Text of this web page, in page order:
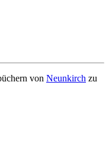
von Neunkirch zu